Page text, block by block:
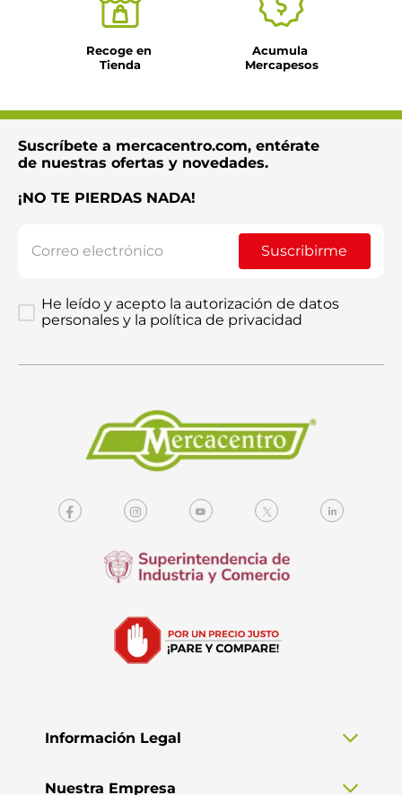
Recoge en
Tienda
Acumula
Mercapesos
Suscríbete a mercacentro.com, entérate
de nuestras ofertas y novedades.
¡NO TE PIERDAS NADA!
Suscribirme
He leído y acepto la autorización de datos
personales y la política de privacidad
Información Legal
Nuestra Empresa